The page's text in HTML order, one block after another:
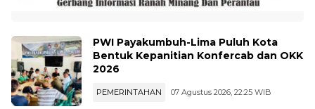
PWI Payakumbuh-Lima Puluh Kota
Bentuk Kepanitian Konfercab dan OKK
2026
PEMERINTAHAN 07 Agustus 2026, 22:25 WIB